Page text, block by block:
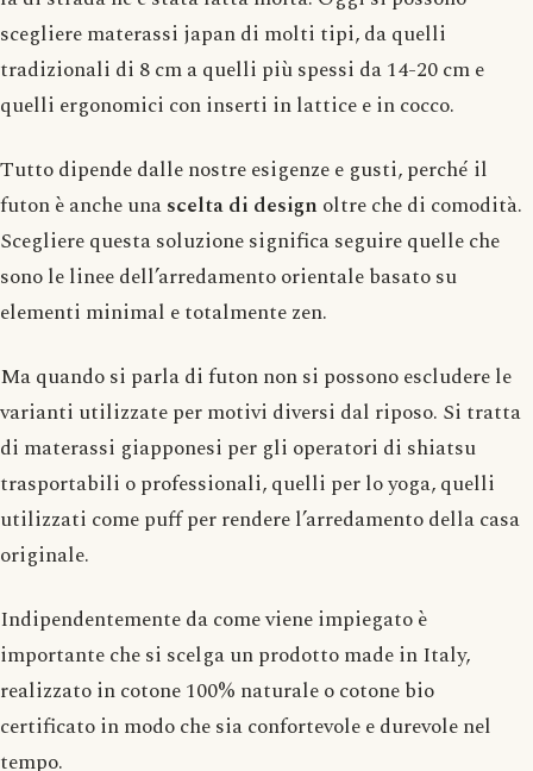
scegliere materassi japan di molti tipi, da quelli
tradizionali di 8 cm a quelli più spessi da 14-20 cm e
quelli ergonomici con inserti in lattice e in cocco.
Tutto dipende dalle nostre esigenze e gusti, perché il
futon è anche unascelta di design oltre che di comodità.
Scegliere questa soluzione significa seguire quelle che
sono le linee dell’arredamento orientale basato su
elementi minimal e totalmente zen.
Ma quando si parla di futon non si possono escludere le
varianti utilizzate per motivi diversi dal riposo. Si tratta
di materassi giapponesi per gli operatori di shiatsu
trasportabili o professionali, quelli per lo yoga, quelli
utilizzati come puff per rendere l’arredamento della casa
originale.
Indipendentemente da come viene impiegato è
importante che si scelga un prodotto made in Italy,
realizzato in cotone 100% naturale o cotone bio
certificato in modo che sia confortevole e durevole nel
tempo.